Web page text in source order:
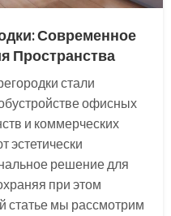
Современное
Пространства
стали
офисных
и коммерческих
эстетически
решение для
при этом
статье мы рассмотрим